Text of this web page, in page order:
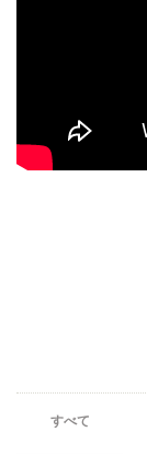
すべて